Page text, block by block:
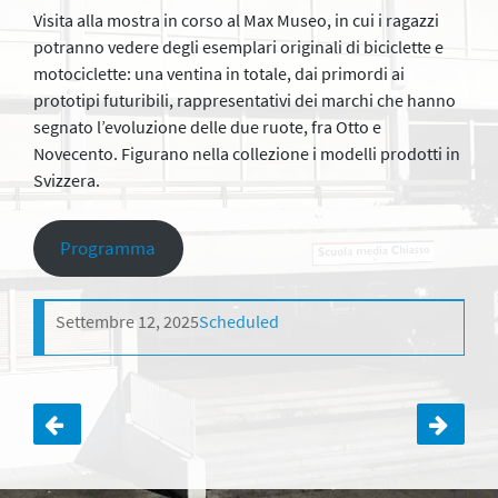
Visita alla mostra in corso al Max Museo, in cui i ragazzi
potranno vedere degli esemplari originali di biciclette e
motociclette: una ventina in totale, dai primordi ai
prototipi futuribili, rappresentativi dei marchi che hanno
segnato l’evoluzione delle due ruote, fra Otto e
Novecento. Figurano nella collezione i modelli prodotti in
Svizzera.
Programma
Settembre 12, 2025Scheduled
Navigazione
articoli